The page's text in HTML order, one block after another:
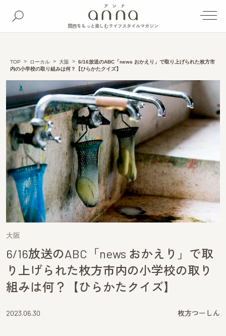
関西をもっと楽しむライフスタイルマガジン
TOP ローカル 大阪
6/16放送のABC「news おかえり」で取り上げられた枚方市
内の小学校の取り組みは何？【ひらかたクイズ】
大阪
6/16放送のABC「news おかえり」で取
り上げられた枚方市内の小学校の取り
組みは何？【ひらかたクイズ】
2023.06.30 枚方つーしん